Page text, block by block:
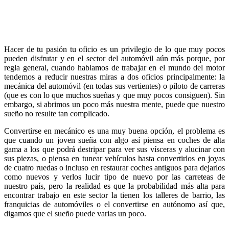
Hacer de tu pasión tu oficio es un privilegio de lo que muy pocos
pueden disfrutar y en el sector del automóvil aún más porque, por
regla general, cuando hablamos de trabajar en el mundo del motor
tendemos a reducir nuestras miras a dos oficios principalmente: la
mecánica del automóvil (en todas sus vertientes) o piloto de carreras
(que es con lo que muchos sueñas y que muy pocos consiguen). Sin
embargo, si abrimos un poco más nuestra mente, puede que nuestro
sueño no resulte tan complicado.
Convertirse en mecánico es una muy buena opción, el problema es
que cuando un joven sueña con algo así piensa en coches de alta
gama a los que podrá destripar para ver sus vísceras y alucinar con
sus piezas, o piensa en tunear vehículos hasta convertirlos en joyas
de cuatro ruedas o incluso en restaurar coches antiguos para dejarlos
como nuevos y verlos lucir tipo de nuevo por las carreteas de
nuestro país, pero la realidad es que la probabilidad más alta para
encontrar trabajo en este sector la tienen los talleres de barrio, las
franquicias de automóviles o el convertirse en autónomo así que,
digamos que el sueño puede varias un poco.